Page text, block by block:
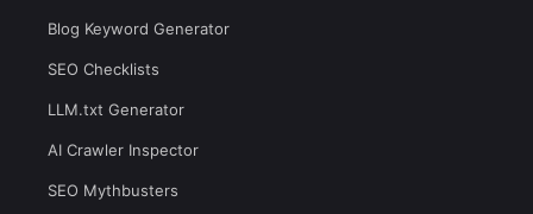
Blog Keyword Generator
SEO Checklists
LLM.txt Generator
AI Crawler Inspector
SEO Mythbusters